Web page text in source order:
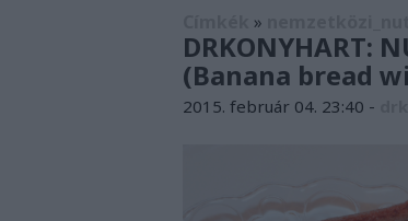
»
DRKONYHART:
(Banana bread
2015. február 04. 23:40 -